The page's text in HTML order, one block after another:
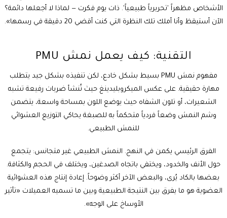
الأشخاص مظهراً 'تحريرياً طبيعياً'. ذات يوم فكرت — لماذا لا أجعلها دائمة؟
الآن أستيقظ وأنا أملك تلك النظرة التي كنت أقضي 20 دقيقة في رسمها».
التقنية: كيف يعمل نمش PMU
مفهوم نمش PMU بسيط بشكل خادع، لكن تنفيذه بشكل جيد يتطلب
مهارة حقيقية. على عكس الميكروبليدينغ حيث تُنشأ ضربات رفيعة تشبه
الشعيرات، أو تلون الشفاه حيث يوضع اللون بمساحة واسعة، يتضمن
وشم النمش وضعاً فردياً متحكماً به للصبغة يحاكي التوزيع العشوائي
للنمش الطبيعي.
الفرق الرئيسي يكمن في النهج. النمش الطبيعي غير متجانس: يتجمع
حول الأنف والخدود، ويختفي باتجاه الصدغين، ويختلف في الحجم والكثافة.
بعضها بالكاد يُرى، والبعض الآخر أكثر وضوحاً. إعادة إنتاج هذه العشوائية
العضوية هو ما يفرق بين النتيجة الطبيعية وبين ما تسميه العميلات «تأثير
الأوساخ على الوجه».